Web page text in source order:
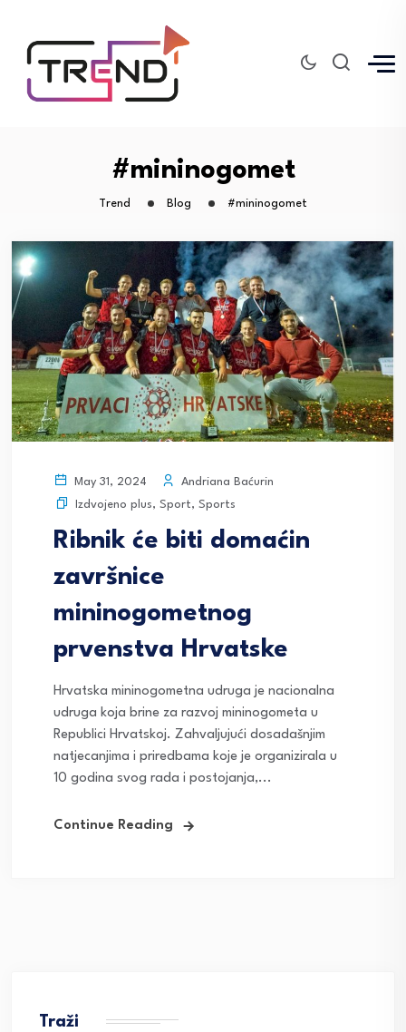
#mininogomet
Trend Blog #mininogomet
May 31, 2024
Andriana Baćurin
Izdvojeno plus, Sport, Sports
Ribnik će biti domaćin
završnice
mininogometnog
prvenstva Hrvatske
Hrvatska mininogometna udruga je nacionalna
udruga koja brine za razvoj mininogometa u
Republici Hrvatskoj. Zahvaljujući dosadašnjim
natjecanjima i priredbama koje je organizirala u
10 godina svog rada i postojanja,...
Continue Reading
Traži